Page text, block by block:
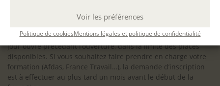
Voir les préférences
Politique de cookiesMentions légales et politique de confidentialité
supports, accessibilité de nos salles).
inscriptions à nos activités sont ouvertes jusqu’au dernier
jour ouvré précédant l’ouverture, dans la limite des places
disponibles. Si vous souhaitez faire prendre en charge votre
formation (Afdas, France Travail…), la demande d’inscription
est à effectuer au plus tard un mois avant le début de la